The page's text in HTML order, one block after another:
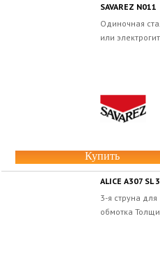
SAVAREZ N011
Одиночная
или
Купить
ALICE A307 SL 3
3-я струна
обмотка